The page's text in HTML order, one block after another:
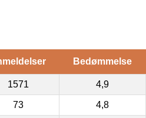
Bedømmelse
1571 4,9
73 4,8